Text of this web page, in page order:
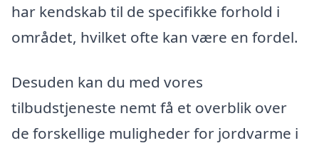
har kendskab til de specifikke forhold i
området, hvilket ofte kan være en fordel.
Desuden kan du med vores
tilbudstjeneste nemt få et overblik over
de forskellige muligheder for jordvarme i